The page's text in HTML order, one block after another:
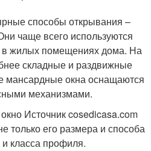
способы открывания –
чаще всего используются
в жилых помещениях дома. На
складные и раздвижные
мансардные окна оснащаются
механизмами.
Источник cosedicasa.com
только его размера и способа
класса профиля.